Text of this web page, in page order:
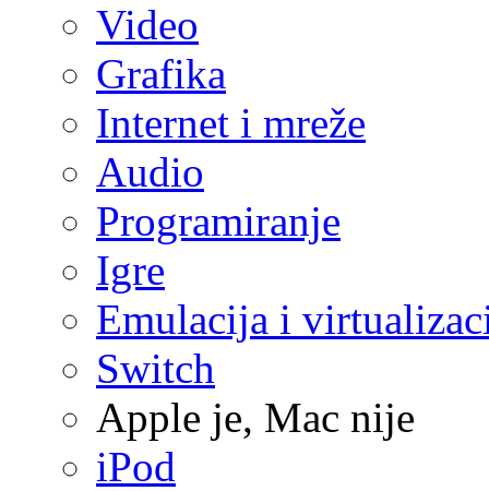
Video
Grafika
Internet i mreže
Audio
Programiranje
Igre
Emulacija i
Switch
Apple je, Mac nije
iPod